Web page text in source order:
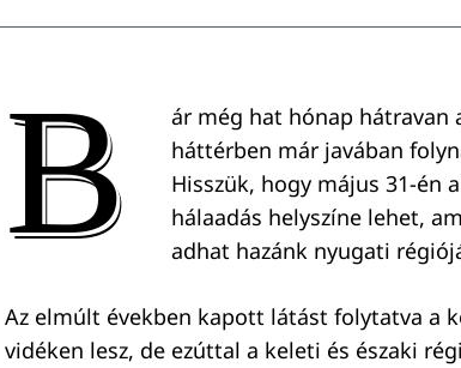
B
ár még hat hónap hátravan
háttérben már javában
Hisszük, hogy május 31-én
hálaadás helyszíne lehet,
adhat hazánk nyugati
Az elmúlt években kapott látást folytatva a
vidéken lesz, de ezúttal a keleti és északi